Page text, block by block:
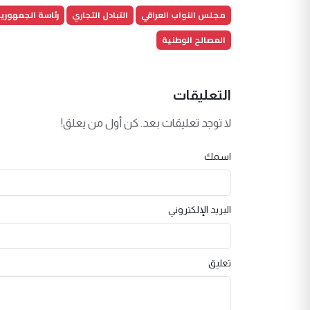
مجلس النواب العراقي التبادل التجاري رئاسة
المصالح الوطنية
التعليقات
لا توجد تعليقات بعد. كن أول من يعلق!
اسمك
البريد الإلكتروني
تعليق